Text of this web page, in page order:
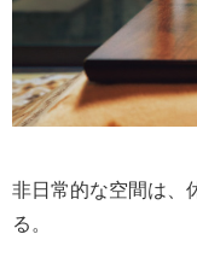
非日常的な空間は、
る。